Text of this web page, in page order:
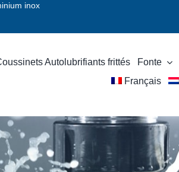
inox
Autolubrifiants frittés Fonte
Français